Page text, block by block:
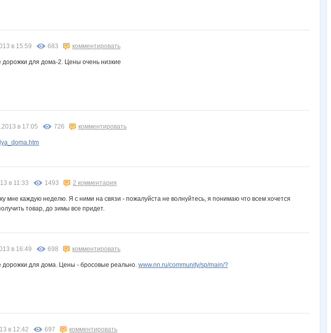
в 15:59 683 комментировать
для дома-2. Цены очень низкие
в 17:05 726 комментировать
в 11:33 1493 2 комментария
мне каждую неделю. Я с ними на связи - пожалуйста не волнуйтесь, я понимаю что всем хочется
товар, до зимы все придет.
в 16:49 698 комментировать
для дома. Цены - бросовые реально. www.nn.ru/community/sp/main/?
в 12:42 697 комментировать